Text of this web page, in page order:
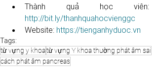
http://bit.ly/thanhquahocvienggc​​​​​
Website: https://tienganhyduoc.vn
Tags:
từ vựng y khoatừ vựng Y khoa thường phát âm sai
cách phát âm pancreas